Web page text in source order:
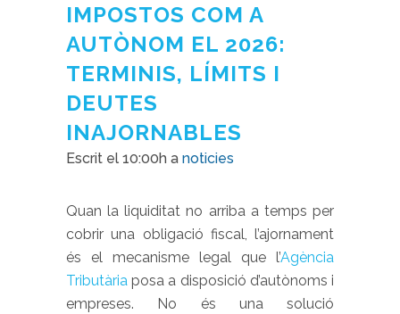
IMPOSTOS COM A
AUTÒNOM EL 2026:
TERMINIS, LÍMITS I
DEUTES
INAJORNABLES
Escrit el 10:00h a noticies
Quan la liquiditat no arriba a temps per
cobrir una obligació fiscal, l’ajornament
és el mecanisme legal que l’Agència
Tributària posa a disposició d’autònoms i
empreses. No és una solució